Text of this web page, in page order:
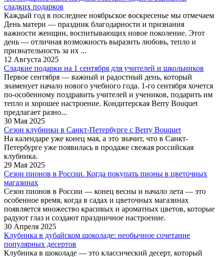
сладких подарков
Каждый год в последнее ноябрьское воскресенье мы отмечаем
День матери — праздник благодарности и признания
важности женщин, воспитывающих новое поколение. Этот
день — отличная возможность выразить любовь, тепло и
признательность за их ...
12 Августа 2025
Сладкие подарки на 1 сентября для учителей и школьников
Первое сентября — важный и радостный день, который
знаменует начало нового учебного года. 1-го сентября хочется
по-особенному поздравить учителей и учеников, подарить им
тепло и хорошее настроение. Кондитерская Berry Bouquet
предлагает разно...
30 Мая 2025
Сезон клубники в Санкт-Петербурге c Berry Bouquet
На календаре уже конец мая, а это значит, что в Санкт-
Петербурге уже появилась в продаже свежая российская
клубника.
29 Мая 2025
Сезон пионов в России. Когда покупать пионы в цветочных
магазинах
Сезон пионов в России — конец весны и начало лета — это
особенное время, когда в садах и цветочных магазинах
появляется множество красивых и ароматных цветов, которые
радуют глаз и создают праздничное настроение.
30 Апреля 2025
Клубника в дубайском шоколаде: необычное сочетание
популярных десертов
Клубника в шоколаде — это классический десерт, который